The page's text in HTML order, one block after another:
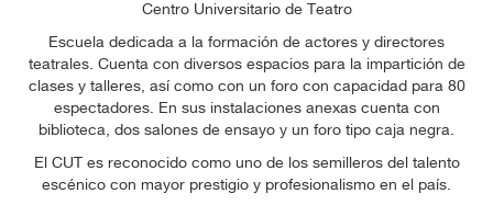
Centro Universitario de Teatro
Escuela dedicada a la formación de actores y directores
teatrales. Cuenta con diversos espacios para la impartición de
clases y talleres, así como con un foro con capacidad para 80
espectadores. En sus instalaciones anexas cuenta con
biblioteca, dos salones de ensayo y un foro tipo caja negra.
El CUT es reconocido como uno de los semilleros del talento
escénico con mayor prestigio y profesionalismo en el país.